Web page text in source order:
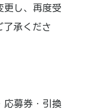
更し、再度受
承くださ
募券・引換